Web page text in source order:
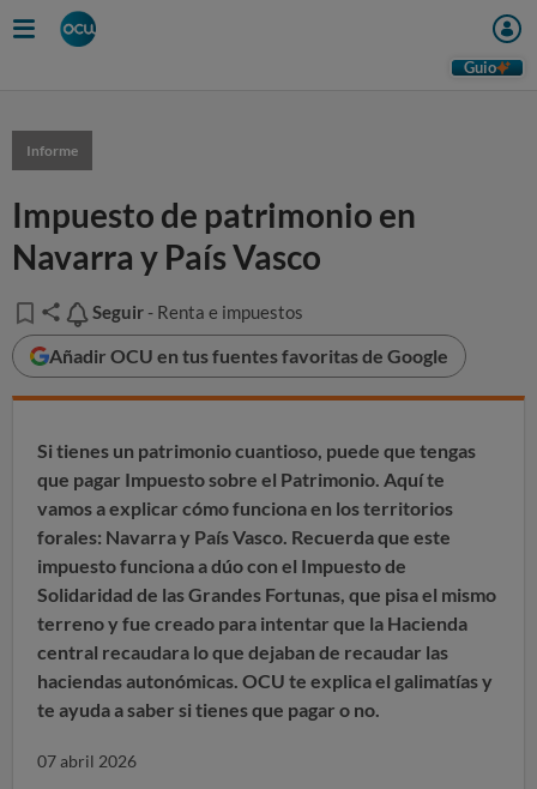
Guio
Informe
Impuesto de patrimonio en
Navarra y País Vasco
Seguir
Seguir - Renta e impuestos
Añadir OCU en tus fuentes favoritas de Google
Si tienes un patrimonio cuantioso, puede que tengas
que pagar Impuesto sobre el Patrimonio. Aquí te
vamos a explicar cómo funciona en los territorios
forales: Navarra y País Vasco. Recuerda que este
impuestofunciona a dúo con el Impuesto de
Solidaridad de las Grandes Fortunas, que pisa el mismo
terreno y fue creado para intentar que la Hacienda
central recaudara lo que dejaban de recaudar las
haciendas autonómicas. OCU te explica el galimatías y
te ayuda a saber si tienes que pagar o no.
07 abril 2026